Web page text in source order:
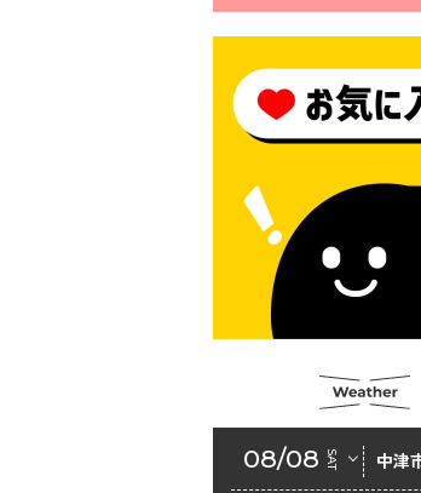
2026年6月18日 セアカ
モにご注意ください！
ェルターの指定
2026年6月10日 令和８
センサス-活動調査
2026年6月9日 令和８
回定例会「一般質問一
2026年6月5日 新婚世
2026年6月2日 戸籍に
振り仮名が記載されま
08/08 SAT 中津